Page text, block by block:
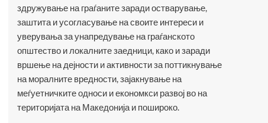
здружување на граѓаните заради остварување,
заштита и усогласување на своите интереси и
уверувања за унапредување на граѓанското
општество и локалните заедници, како и заради
вршење на дејности и активности за поттикнување
на моралните вредности, зајакнување на
меѓуетничките односи и економкси развој во на
територијата на Македонија и пошироко.